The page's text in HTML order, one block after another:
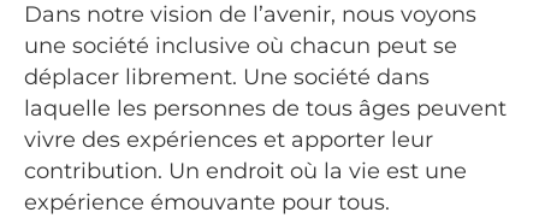
Dans notre vision de l’avenir, nous voyons
une société inclusive où chacun peut se
déplacer librement. Une société dans
laquelle les personnes de tous âges peuvent
vivre des expériences et apporter leur
contribution. Un endroit où la vie est une
expérience émouvante pour tous.